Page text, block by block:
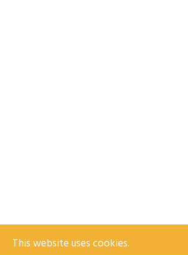
This website uses cookies.